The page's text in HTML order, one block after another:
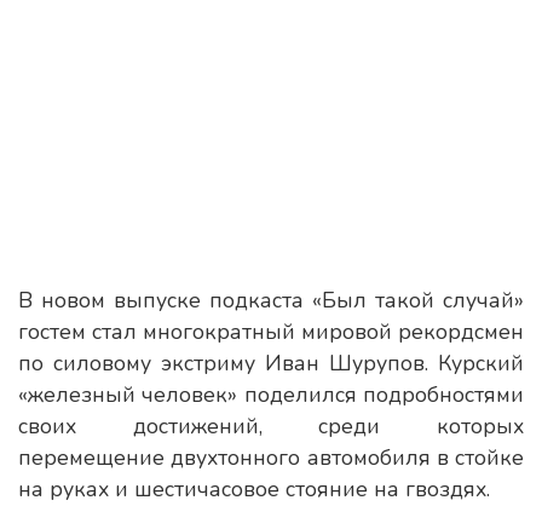
В новом выпуске подкаста «Был такой случай»
гостем стал многократный мировой рекордсмен
по силовому экстриму Иван Шурупов. Курский
«железный человек» поделился подробностями
своих достижений, среди которых
перемещение двухтонного автомобиля в стойке
на руках и шестичасовое стояние на гвоздях.